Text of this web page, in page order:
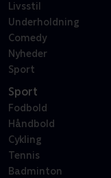
Livsstil
Underholdning
Comedy
Nyheder
Sport
Sport
Fodbold
Håndbold
Cykling
Tennis
Badminton